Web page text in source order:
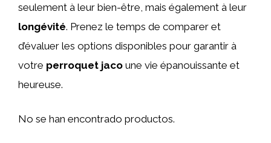
seulement à leur bien-être, mais également à leur
longévité. Prenez le temps de comparer et
d’évaluer les options disponibles pour garantir à
votre perroquet jaco une vie épanouissante et
heureuse.
No se han encontrado productos.